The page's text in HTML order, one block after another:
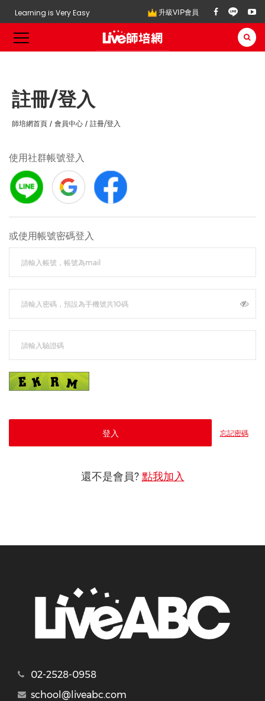
Learning is Very Easy 升級VIP會員
註冊/登入
師培網首頁 會員中心 註冊/登入
使用社群帳號登入
或使用帳號密碼登入
登入 忘記密碼
還不是會員? 點我加入
02-2528-0958
school@liveabc.com